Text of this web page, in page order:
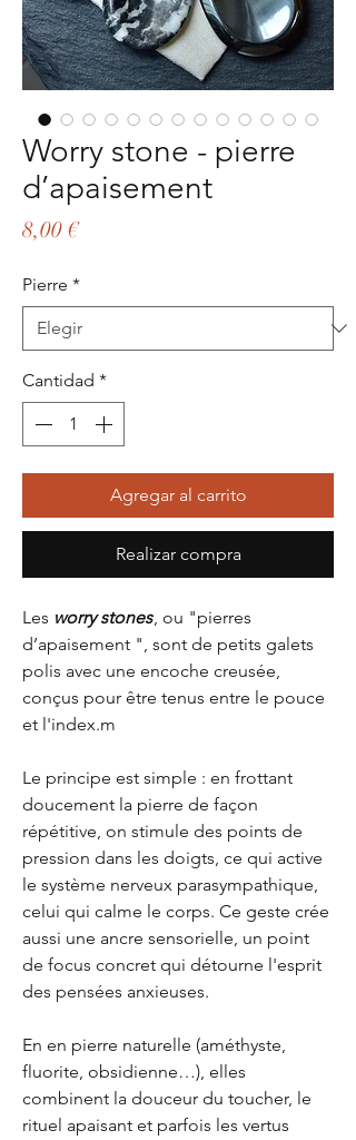
Worry stone - pierre
d’apaisement
8,00 €Precio
Pierre *
Cantidad *
Agregar al carrito
Realizar compra
Les worry stones, ou "pierres
d’apaisement ", sont de petits galets
polis avec une encoche creusée,
conçus pour être tenus entre le pouce
et l'index.m
Le principe est simple : en frottant
doucement la pierre de façon
répétitive, on stimule des points de
pression dans les doigts, ce qui active
le système nerveux parasympathique,
celui qui calme le corps. Ce geste crée
aussi une ancre sensorielle, un point
de focus concret qui détourne l'esprit
des pensées anxieuses.
En en pierre naturelle (améthyste,
fluorite, obsidienne…), elles
combinent la douceur du toucher, le
rituel apaisant et parfois les vertus